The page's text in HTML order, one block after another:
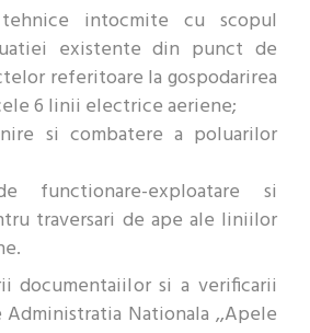
intocmite cu scopul
existente din punct de
referitoare la gospodarirea
6 linii electrice aeriene;
si combatere a poluarilor
functionare-exploatare si
traversari de ape ale liniilor
documentaiilor si a verificarii
Nationala ,,Apele